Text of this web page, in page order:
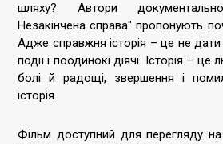
шляху? Автори
Незакінчена справа" пропонують
Адже справжня історія – це не дати
події і поодинокі діячі. Історія – це
болі й радощі, звершення і
історія.
Фільм доступний для перегляду